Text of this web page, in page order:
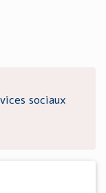
sociaux